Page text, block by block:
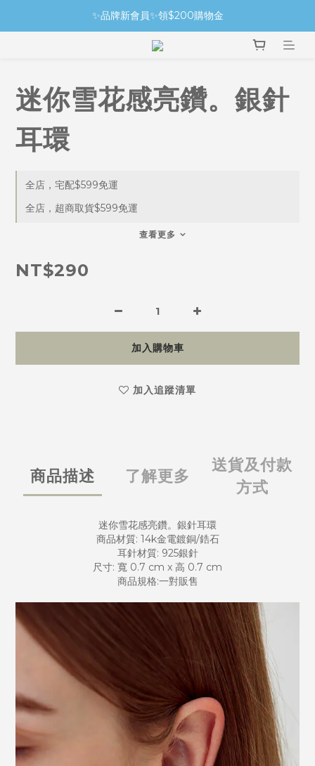
✨品牌新會員✨領$200購物金
迷你雪花感亮鑽。銀針
耳環
全店，宅配$599免運
全店，超商取貨$599免運
查看更多
NT$290
加入購物車
加入追蹤清單
商品描述 了解更多
送貨及付款
方式
迷你雪花感亮鑽。銀針耳環
商品材質: 14k金電鍍銅/鋯石
耳針材質: 925銀針
尺寸: 寬 0.7 cm x 高 0.7 cm
商品規格:一對販售